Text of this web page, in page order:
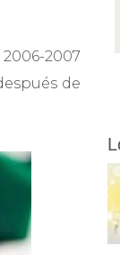
2007
de